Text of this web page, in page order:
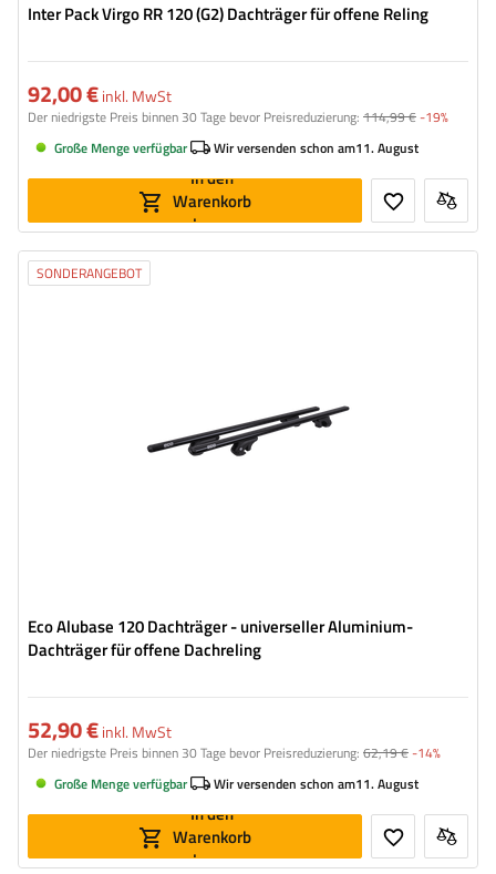
Inter Pack Virgo RR 120 (G2) Dachträger für offene Reling
92,00 €inkl. MwSt
Der niedrigste Preis binnen 30 Tage bevor Preisreduzierung: 114,99 €-19%
Große Menge verfügbar
Wir versenden schon am11. August
In den
Warenkorb
legen
SONDERANGEBOT
Eco Alubase 120 Dachträger - universeller Aluminium-
Dachträger für offene Dachreling
52,90 €inkl. MwSt
Der niedrigste Preis binnen 30 Tage bevor Preisreduzierung: 62,19 €-14%
Große Menge verfügbar
Wir versenden schon am11. August
In den
Warenkorb
legen